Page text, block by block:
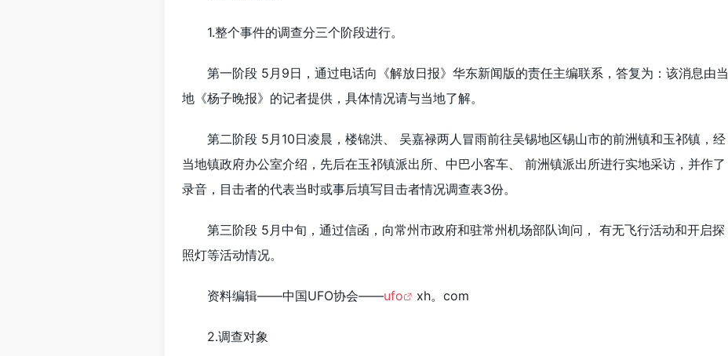
1.整个事件的调查分三个阶段进行。
第一阶段 5月9日，通过电话向《解放日报》华东新闻版的责任主编联系，答复为：该消息由当
地《杨子晚报》的记者提供，具体情况请与当地了解。
第二阶段 5月10日凌晨，楼锦洪、 吴嘉禄两人冒雨前往吴锡地区锡山市的前洲镇和玉祁镇，经
当地镇政府办公室介绍，先后在玉祁镇派出所、中巴小客车、 前洲镇派出所进行实地采访，并作了
录音，目击者的代表当时或事后填写目击者情况调查表3份。
第三阶段 5月中旬，通过信函，向常州市政府和驻常州机场部队询问， 有无飞行活动和开启探
照灯等活动情况。
资料编辑——中国UFO协会——ufo xh。com
2.调查对象